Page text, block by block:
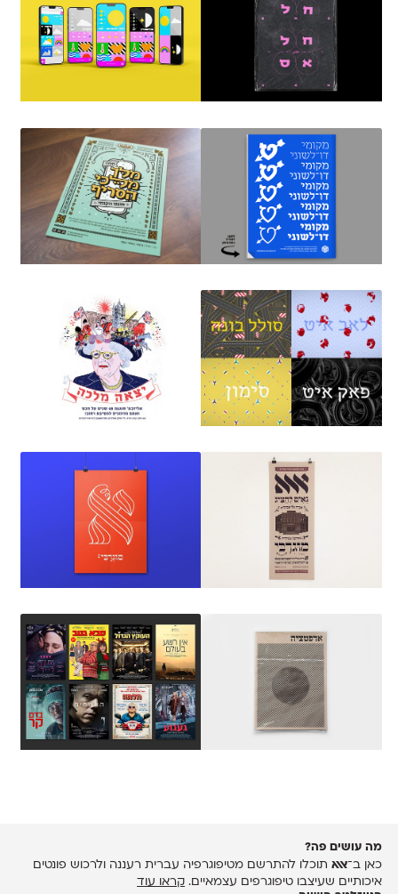
מה עושים פה?
כאן ב־אאאתוכלו להתרשם מטיפוגרפיה עברית רעננה ולרכוש פונטים
איכותיים שעיצבו טיפוגרפים עצמאיים. קראו עוד